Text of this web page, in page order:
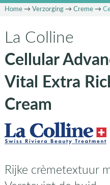
Home→ Verzorging→ Creme→
La Colline
Cellular
Vital Extra
Cream
Rijke crèmetextuur